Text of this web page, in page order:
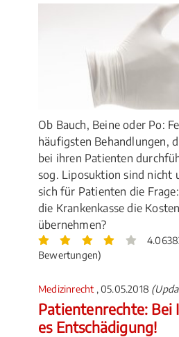
Ob Bauch, Beine oder Po:
häufigsten Behandlungen,
bei ihren Patienten
sog. Liposuktion sind nicht
sich für Patienten die
die Krankenkasse die
übernehmen?
Bewertungen)
Medizinrecht , 05.05.2018
Patientenrechte: Bei
es Entschädigung!